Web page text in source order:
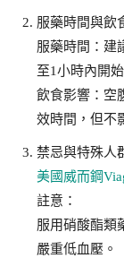
服藥時間與飲
服藥時間：建
至1小時內開
飲食影響：空
效時間，但不
禁忌與特殊人
美國威而鋼
註意：
服用硝酸酯類
嚴重低血壓。